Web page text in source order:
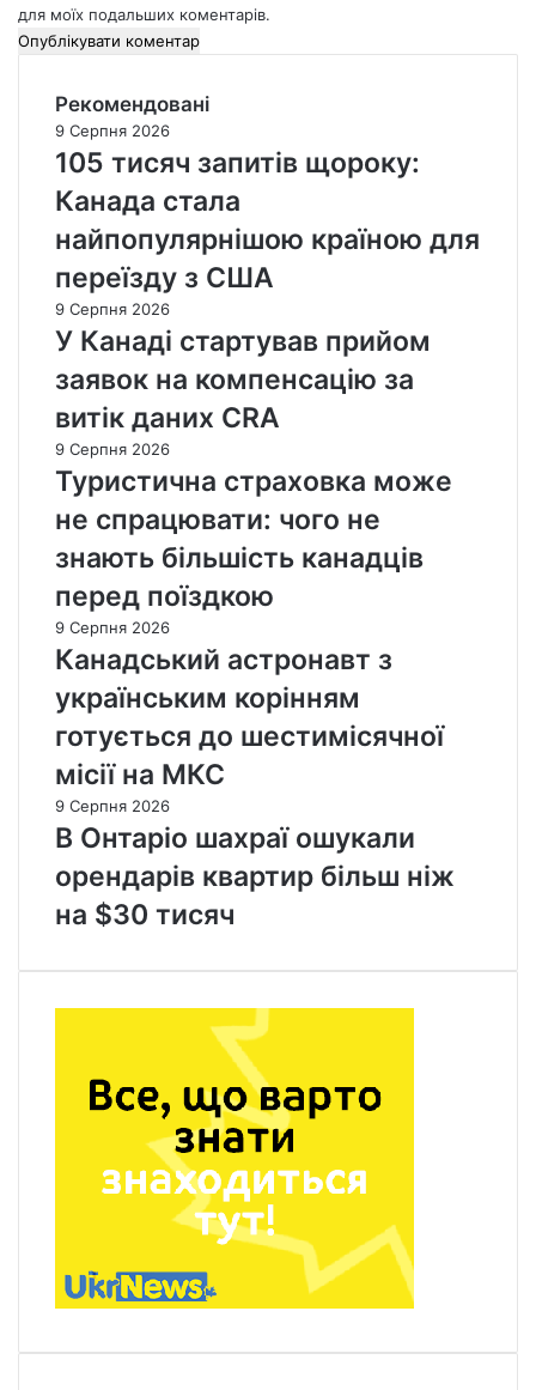
для моїх подальших коментарів.
Рекомендовані
9 Серпня 2026
105 тисяч запитів щороку:
Канада стала
найпопулярнішою країною для
переїзду з США
9 Серпня 2026
У Канаді стартував прийом
заявок на компенсацію за
витік даних CRA
9 Серпня 2026
Туристична страховка може
не спрацювати: чого не
знають більшість канадців
перед поїздкою
9 Серпня 2026
Канадський астронавт з
українським корінням
готується до шестимісячної
місії на МКС
9 Серпня 2026
В Онтаріо шахраї ошукали
орендарів квартир більш ніж
на $30 тисяч